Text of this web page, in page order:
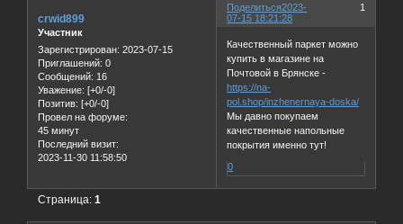
Поделиться 1
2023-
07-15 18:21:28
crwid899
Участник
Зарегистрирован: 2023-07-15
Приглашений: 0
Сообщений: 16
Уважение: [+0/-0]
Позитив: [+0/-0]
Провел на форуме:
45 минут
Последний визит:
2023-11-30 11:58:50
Качественный паркет можно
купить в магазине на
Почтовой в Брянске -
https://na-
pol.shop/inzhenernaya-doska/
Мы давно покупаем
качественные напольные
покрытия именно тут!
0
Страница:1